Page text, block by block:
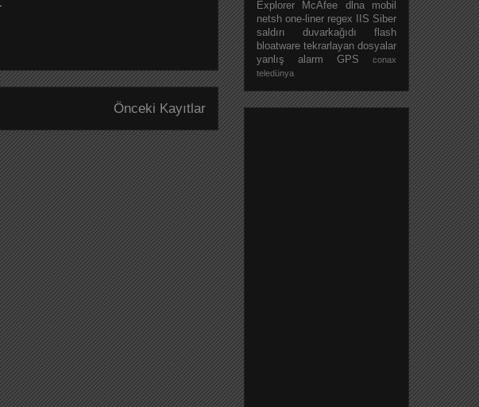
Önceki Kayıtlar
Explorer
McAfee dlna
mobil
netsh one-liner regex IIS Siber
saldırı
duvarkağıdı
flash
bloatware tekrarlayan dosyalar
yanlış alarm
GPS
conax
teledünya